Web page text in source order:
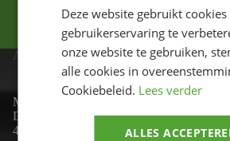
ADRES
Motor-id
De Lind 17
4841 KC Prinsenbeek
Deze website gebruikt
gebruikerservaring te
onze website te gebruiken,
alle cookies in
Cookiebeleid. Lees verder
ALLES